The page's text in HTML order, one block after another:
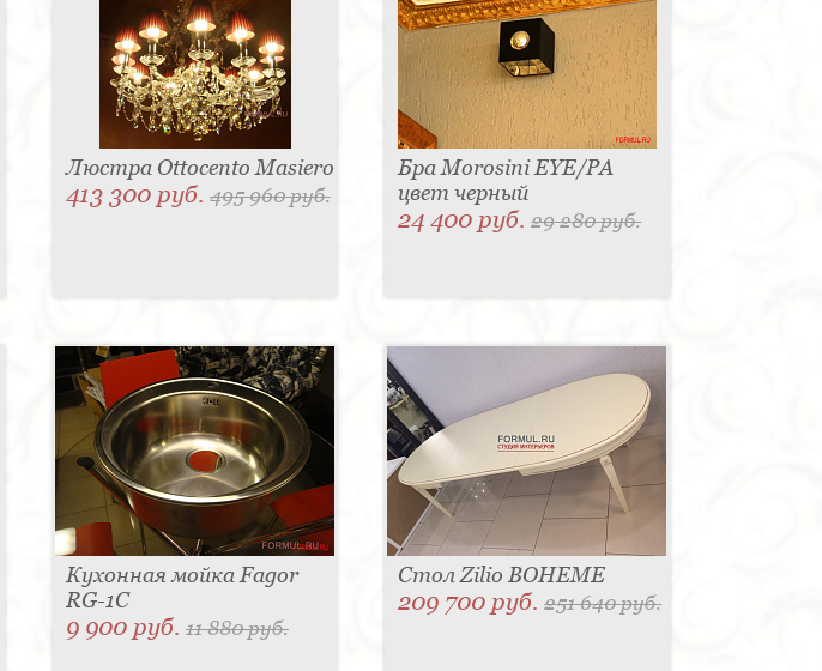
Люстра Ottocento Masiero
413 300 руб. 495 960 руб.
Бра Morosini EYE/PA
цвет черный
24 400 руб.29 280 руб.
Кухонная мойка Fagor
RG-1C
9 900 руб. 11 880 руб.
Стол Zilio BOHEME
209 700 руб.251 640 руб.